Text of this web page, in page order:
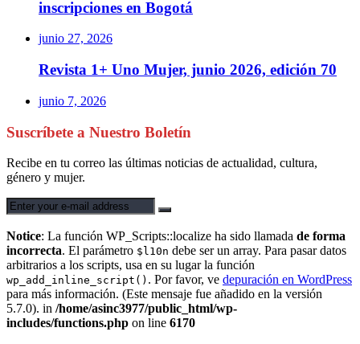
inscripciones en Bogotá
junio 27, 2026
Revista 1+ Uno Mujer, junio 2026, edición 70
junio 7, 2026
Suscríbete a Nuestro Boletín
Recibe en tu correo las últimas noticias de actualidad, cultura,
género y mujer.
Notice: La función WP_Scripts::localize ha sido llamada de forma
incorrecta. El parámetro $l10n debe ser un array. Para pasar datos
arbitrarios a los scripts, usa en su lugar la función
wp_add_inline_script() . Por favor, ve depuración en WordPress
para más información. (Este mensaje fue añadido en la versión
5.7.0). in /home/asinc3977/public_html/wp-
includes/functions.php on line 6170